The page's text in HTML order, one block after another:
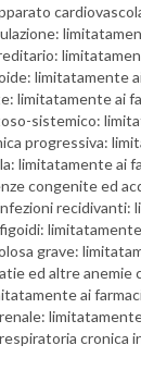
limitatamente
limitatamente ai
sistemico:
progressiva:
limitatamente ai
congenite ed
recidivanti:
grave:
ed altre
ai
cronica